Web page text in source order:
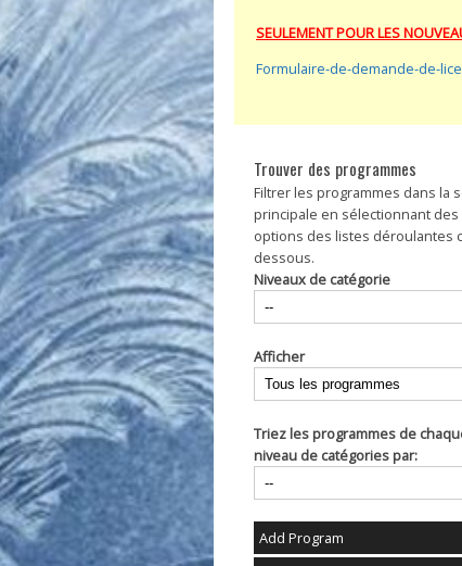
SEULEMENT POUR LES
Formulaire-de-demande-de-
Trouver des programmes
Filtrer les programmes dans la
principale en sélectionnant des
options des listes déroulantes
dessous.
Niveaux de catégorie
Afficher
Triez les programmes de
niveau de catégories par:
Add Program